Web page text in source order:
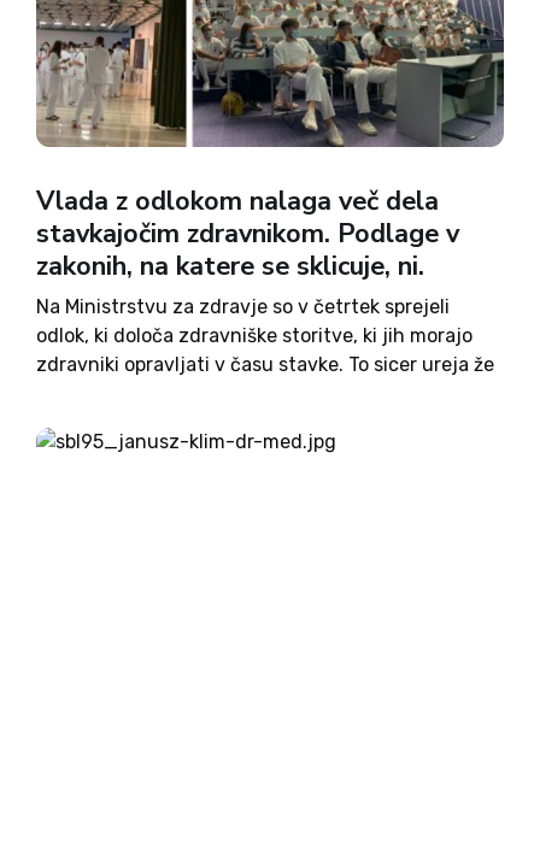
Vlada z odlokom nalaga več dela
stavkajočim zdravnikom. Podlage v
zakonih, na katere se sklicuje, ni.
Na Ministrstvu za zdravje so v četrtek sprejeli
odlok, ki določa zdravniške storitve, ki jih morajo
zdravniki opravljati v času stavke. To sicer ureja že
odloku pa se od navedenih v zakonu...